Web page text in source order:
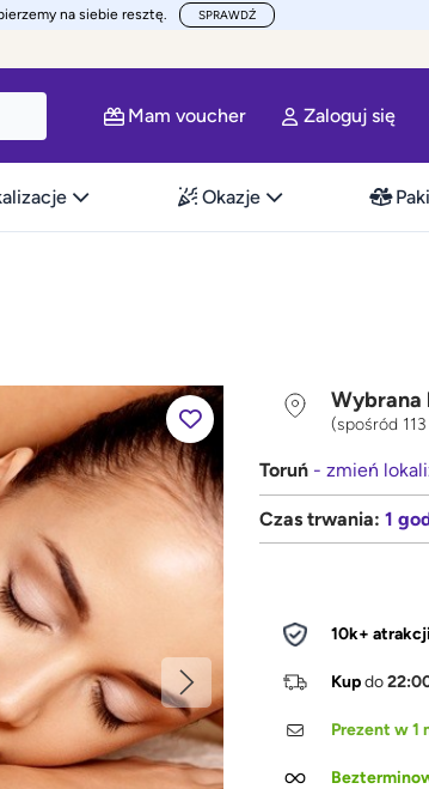
na siebie resztę. SPRAWDŹ
Mam voucher Zaloguj się
Okazje
Wybrana
(spośród
Toruń - zmień
Czas trwania:1
10k+
Kupdo
Prezent w 1